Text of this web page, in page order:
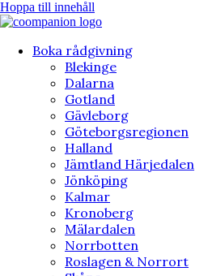
Hoppa till innehåll
Boka rådgivning
Blekinge
Dalarna
Gotland
Gävleborg
Göteborgsregionen
Halland
Jämtland Härjedalen
Jönköping
Kalmar
Kronoberg
Mälardalen
Norrbotten
Roslagen & Norrort